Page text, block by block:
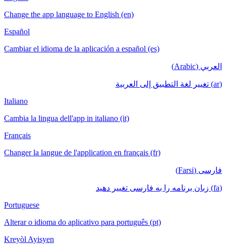
Change the app language to English (en)
Español
Cambiar el idioma de la aplicación a español (es)
العربي (Arabic)
(ar) تغيير لغة التطبيق إلى العربية
Italiano
Cambia la lingua dell'app in italiano (it)
Français
Changer la langue de l'application en français (fr)
فارسی (Farsi)
(fa) زبان برنامه را به فارسی تغییر دهید
Portuguese
Alterar o idioma do aplicativo para português (pt)
Kreyòl Ayisyen